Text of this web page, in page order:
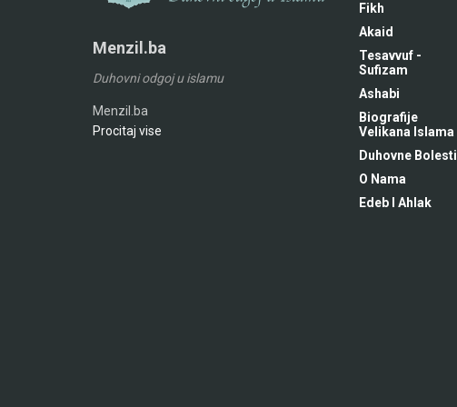
Menzil.ba
Duhovni odgoj u islamu
Menzil.ba
Procitaj vise
Fikh
Akaid
Tesavvuf -
Sufizam
Ashabi
Biografije
Velikana Islama
Duhovne Bolesti
O Nama
Edeb I Ahlak